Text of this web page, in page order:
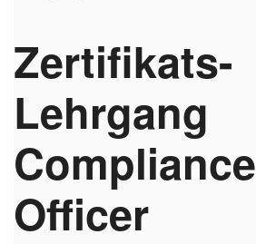
Zertifikats-
Lehrgang
Compliance
Officer